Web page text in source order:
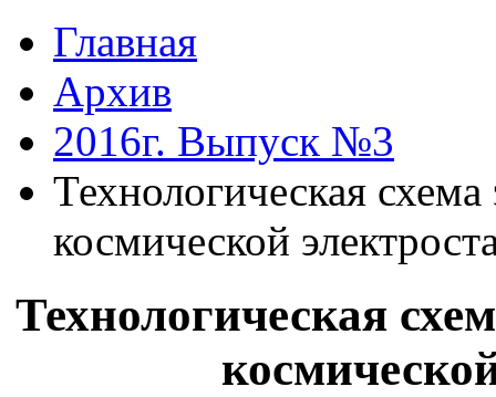
Главная
Архив
2016г. Выпуск №3
Технологическая
космической
Технологическая